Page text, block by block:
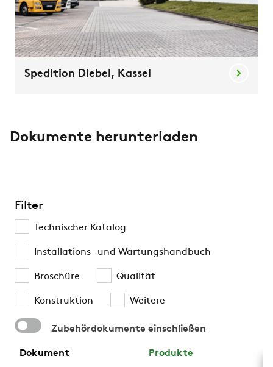
Spedition Diebel, Kassel
Dokumente herunterladen
Filter
Technischer Katalog
Installations- und Wartungshandbuch
Broschüre Qualität
Konstruktion Weitere
Zubehördokumente einschließen
Dokument Produkte